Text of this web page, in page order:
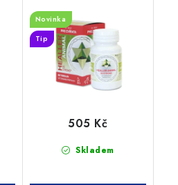
Novinka
Tip
Skladem
505 Kč